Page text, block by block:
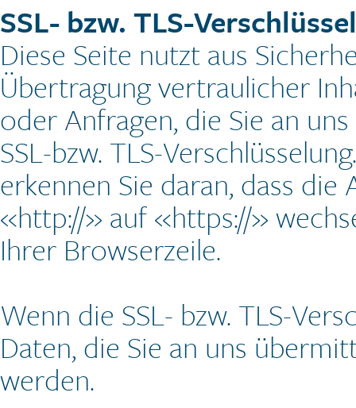
SSL- bzw. TLS-
Diese Seite nutzt aus
Übertragung vertraulicher
oder Anfragen, die Sie an
SSL-bzw. TLS-
erkennen Sie daran, dass
«http://» auf «https://»
Ihrer Browserzeile.
Wenn die SSL- bzw. TLS-
Daten, die Sie an uns
werden.